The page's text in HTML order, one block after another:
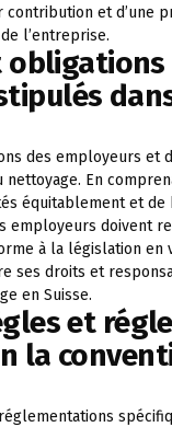
et d’une
l’entreprise.
obligations
des employeurs et
En
équitablement et
employeurs doivent
à la législation en
ses droits et
en Suisse.
et
la